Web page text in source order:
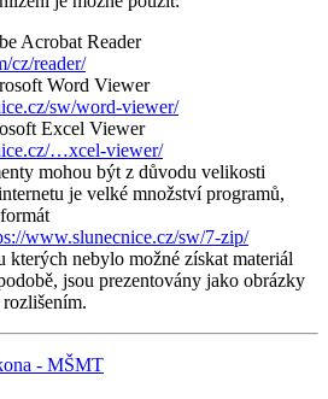
Acrobat Reader
cz/reader/
Word Viewer
sw/word-viewer/
Excel Viewer
…xcel-viewer/
mohou být z důvodu velikosti
je velké množství programů,
www.slunecnice.cz/sw/7-zip/
kterých nebylo možné získat materiál
jsou prezentovány jako obrázky